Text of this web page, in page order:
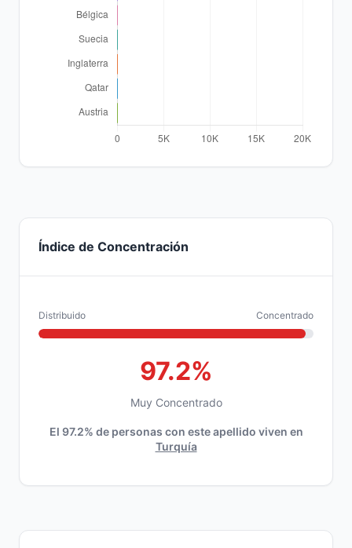
Índice de Concentración
Distribuido Concentrado
97.2%
Muy Concentrado
El 97.2% de personas con este apellido viven en
Turquía